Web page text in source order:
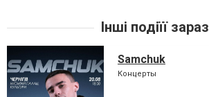
Інші подіїї зараз
Samchuk
Концерты